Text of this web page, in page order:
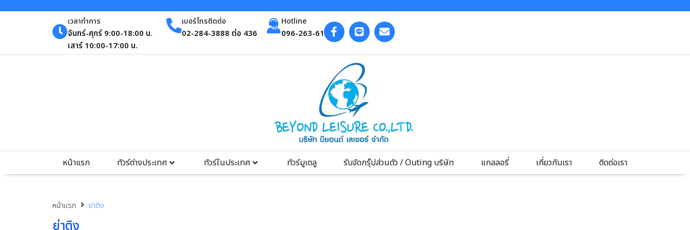
เวลาทำการ
จันทร์-ศุกร์ 9:00-18:00 น.
เสาร์ 10:00-17:00 น.
เบอร์โทรติดต่อ
02-284-3888 ต่อ 436
Hotline
096-263-6193
หน้าแรก ทัวร์ต่างประเทศ ทัวร์ในประเทศ ทัวร์มูเตลู รับจัดกรุ๊ปส่วนตัว / Outing บริษัท แกลลอรี่ เกี่ยวกับเรา ติดต่อเรา
หน้าแรก ย่าติง
ย่าติง